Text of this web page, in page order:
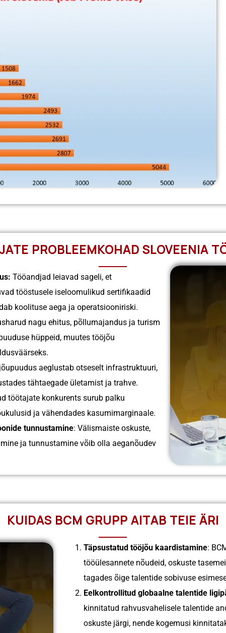
PROBLEEMKOHAD SLOVEENIA
Tööandjad leiavad sageli, et
tööstusele iseloomulikud sertifikaadid
koolituse aega ja operatsiooniriski.
nagu ehitus, põllumajandus ja turism
hüppeid, muutes tööjõu
aeglustab otseselt infrastruktuuri,
tähtaegade ületamist ja trahve.
töötajate konkurents surub palku
ja vähendades kasumimarginaale.
tunnustamine: Välismaiste oskuste,
ja tunnustamine võib olla aeganõudev
KUIDAS BCM GRUPP AITAB TEIE ÄRI
Täpsustatud tööjõu kaardistamine:
tööülesannete nõudeid, oskuste
tagades õige talentide sobivuse
Eelkontrollitud globaalne talentide
kinnitatud rahvusvahelisele talentide
oskuste järgi, nende kogemusi